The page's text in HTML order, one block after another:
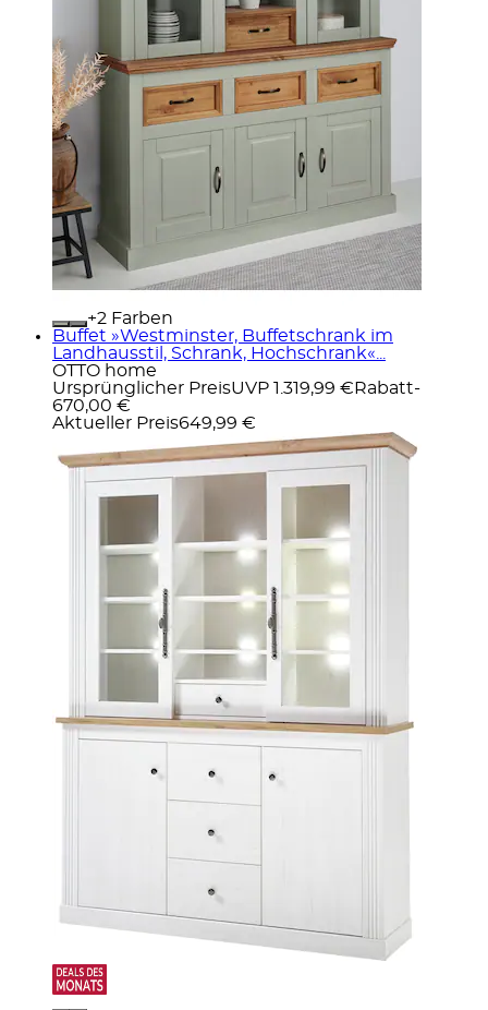
+
Farben
Buffet »Westminster, Buffetschrank im
Landhausstil, Schrank, Hochschrank«...
OTTO home
Ursprünglicher PreisUVP 1.319,99 € Rabatt-
670,00 €
Aktueller Preis649,99 €